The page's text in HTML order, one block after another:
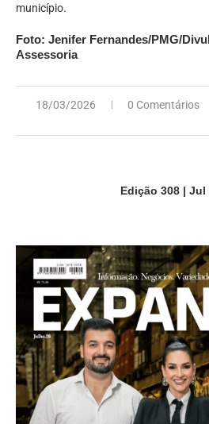
município.
Foto: Jenifer Fernandes/PMG/
Assessoria
18/03/2026 0 Comentários
Edição 308 | Jul